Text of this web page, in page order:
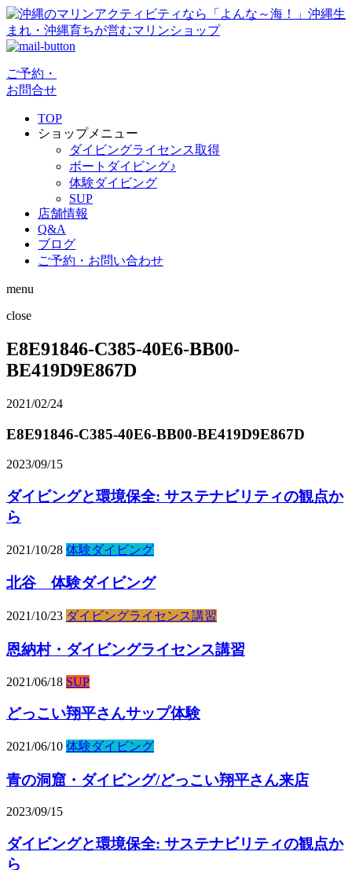
ご予約・
お問合せ
TOP
ショップメニュー
ダイビングライセンス取得
ボートダイビング♪
体験ダイビング
SUP
店舗情報
Q&A
ブログ
ご予約・お問い合わせ
menu
close
E8E91846-C385-40E6-BB00-
BE419D9E867D
2021/02/24
E8E91846-C385-40E6-BB00-BE419D9E867D
2023/09/15
ダイビングと環境保全: サステナビリティの観点か
ら
2021/10/28 体験ダイビング
北谷 体験ダイビング
2021/10/23 ダイビングライセンス講習
恩納村・ダイビングライセンス講習
2021/06/18 SUP
どっこい翔平さんサップ体験
2021/06/10 体験ダイビング
青の洞窟・ダイビング/どっこい翔平さん来店
2023/09/15
ダイビングと環境保全: サステナビリティの観点か
ら